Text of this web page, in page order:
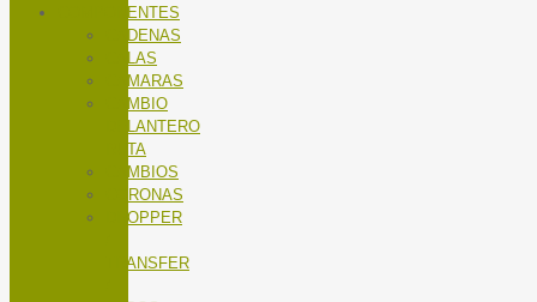
COMPONENTES
CADENAS
CALAS
CÁMARAS
CAMBIO
DELANTERO
RUTA
CAMBIOS
CORONAS
DROPPER
TRANSFER